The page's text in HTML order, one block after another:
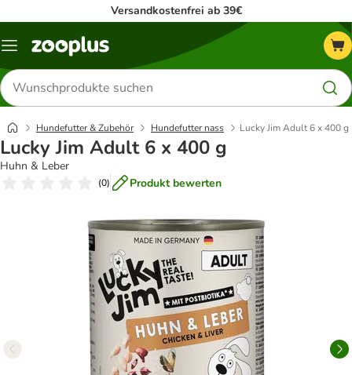
Versandkostenfrei ab 39€
Menü
Produkte
suchen
Hundefutter & Zubehör Hundefutter nass Lucky Jim Adult 6 x 400 g
Lucky Jim Adult 6 x 400 g
Huhn & Leber
(0) Produkt bewerten